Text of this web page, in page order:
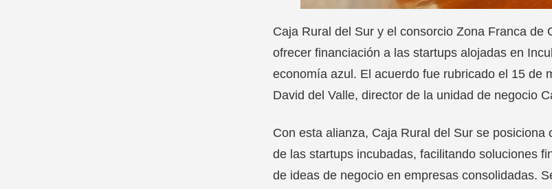
Caja Rural del Sur y el consorcio Zona Franca
ofrecer financiación a las startups alojadas en
economía azul. El acuerdo fue rubricado el 15 de
David del Valle, director de la unidad de negocio
Con esta alianza, Caja Rural del Sur se
de las startups incubadas, facilitando soluciones
de ideas de negocio en empresas consolidadas.